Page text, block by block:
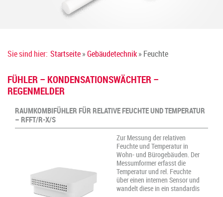
Sie sind hier: Startseite»Gebäudetechnik» Feuchte
FÜHLER – KONDENSATIONSWÄCHTER –
REGENMELDER
RAUMKOMBIFÜHLER FÜR RELATIVE FEUCHTE UND TEMPERATUR
– RFFT/R-X/S
Zur Messung der relativen
Feuchte und Temperatur in
Wohn- und Bürogebäuden. Der
Messumformer erfasst die
Temperatur und rel. Feuchte
über einen internen Sensor und
wandelt diese in ein standardis